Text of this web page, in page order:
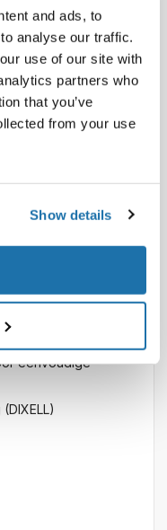
and ads, to
analyse our traffic.
use of our site with
partners who
that you’ve
from your use
Show details
RVS; (werkblad)
door opzetstuk
en 4 sets
eenvoudige